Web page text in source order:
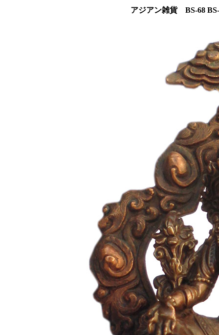
アジアン雑貨 BS-68